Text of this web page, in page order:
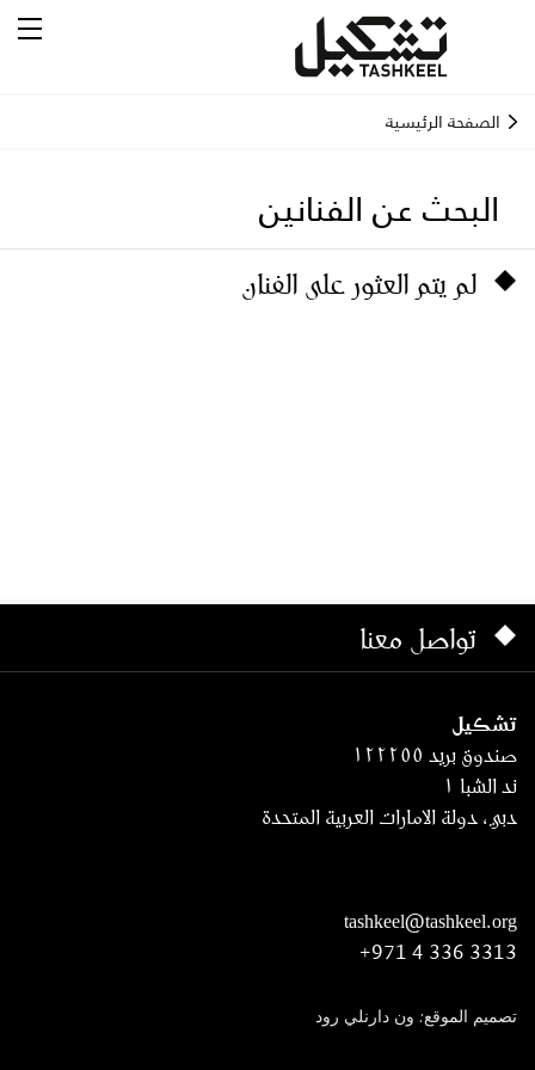
الصفحة الرئيسية
البحث عن الفنانين
لم يتم العثور على الفنان
تواصل معنا
تشكيل
صندوق بريد ١٢٢٢٥٥
ند الشبا ١
دبي، دولة الامارات العربية المتحدة
tashkeel@tashkeel.org
+971 4 336 3313
تصميم الموقع: ون دارنلي رود